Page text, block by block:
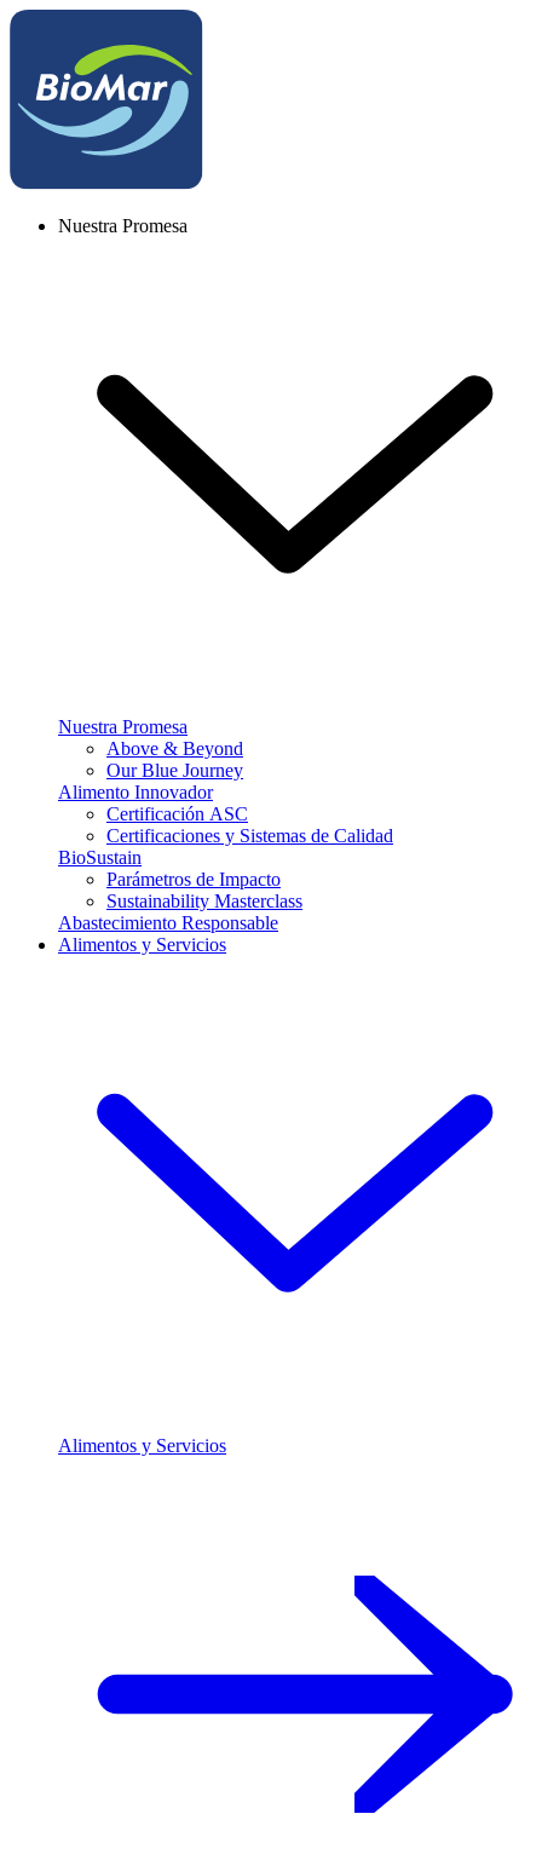
Nuestra Promesa
Nuestra Promesa
Above & Beyond
Our Blue Journey
Alimento Innovador
Certificación ASC
Certificaciones y Sistemas de Calidad
BioSustain
Parámetros de Impacto
Sustainability Masterclass
Abastecimiento Responsable
Alimentos y Servicios
Alimentos y Servicios